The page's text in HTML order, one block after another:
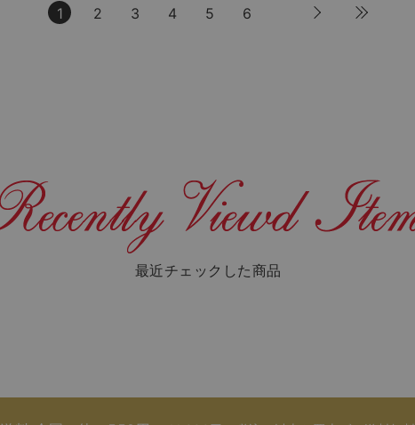
1 2 3 4 5 6
最近チェックした商品